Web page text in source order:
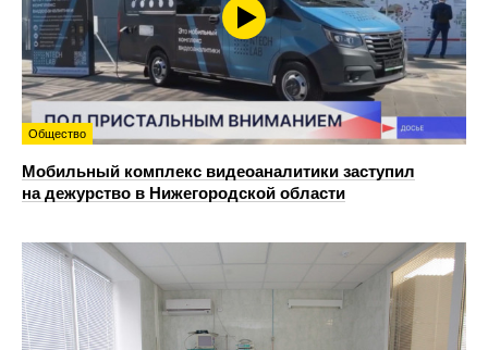
Общество
Мобильный комплекс видеоаналитики заступил
на дежурство в Нижегородской области